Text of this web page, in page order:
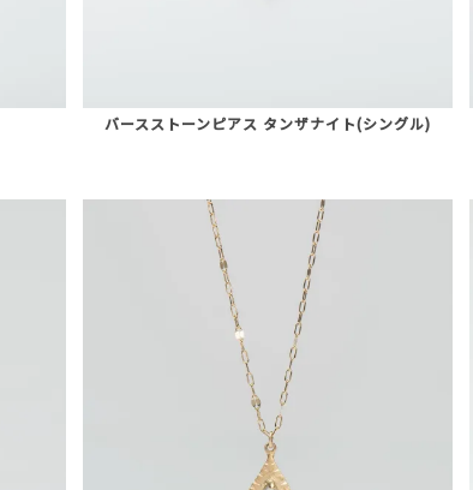
バースストーンピアス タンザナイト(シングル)